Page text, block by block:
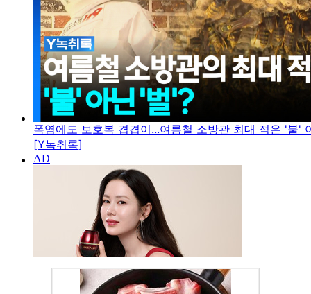
폭염에도 보호복 겹겹이...여름철 소방관 최대 적은 '불'
[Y녹취록]